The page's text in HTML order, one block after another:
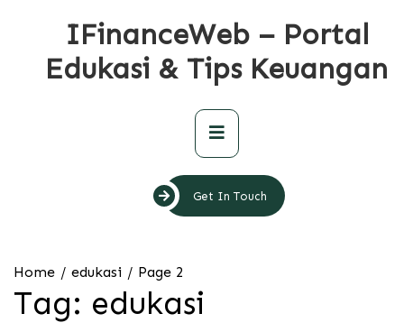
IFinanceWeb – Portal
Edukasi & Tips Keuangan
Primary
Menu
Get In Touch
Home edukasi Page 2
Tag: edukasi